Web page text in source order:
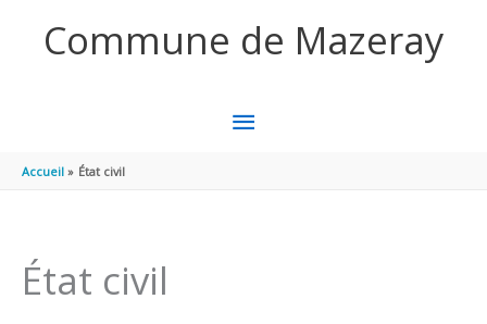
Commune de Mazeray
MENU
Accueil État civil
État civil